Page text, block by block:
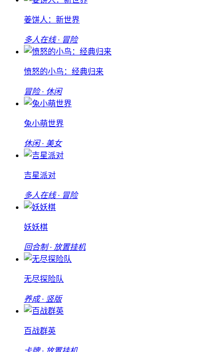
姜饼人：新世界
多人在线 · 冒险
愤怒的小鸟：经典归来
冒险 · 休闲
兔小萌世界
休闲 · 美女
吉星派对
多人在线 · 冒险
妖妖棋
回合制 · 放置挂机
无尽探险队
养成 · 竖版
百战群英